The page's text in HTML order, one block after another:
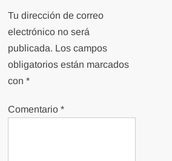
Tu dirección de correo
electrónico no será
publicada. Los campos
obligatorios están marcados
con*
Comentario*